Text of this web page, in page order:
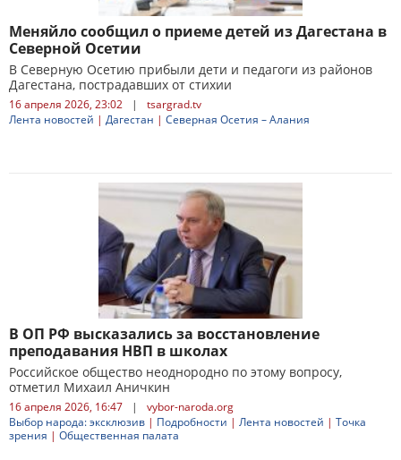
Меняйло сообщил о приеме детей из Дагестана в
Северной Осетии
В Северную Осетию прибыли дети и педагоги из районов
Дагестана, пострадавших от стихии
16 апреля 2026, 23:02 |
tsargrad.tv
Лента новостей | Дагестан | Северная Осетия – Алания
В ОП РФ высказались за восстановление
преподавания НВП в школах
Российское общество неоднородно по этому вопросу,
отметил Михаил Аничкин
16 апреля 2026, 16:47 |
vybor-naroda.org
Выбор народа: эксклюзив | Подробности | Лента новостей | Точка
зрения | Общественная палата